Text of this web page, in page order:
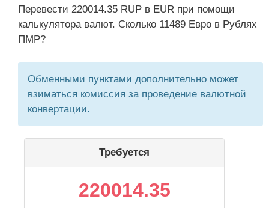
Перевести 220014.35 RUP в EUR при помощи
калькулятора валют. Сколько 11489 Евро в Рублях
ПМР?
Обменными пунктами дополнительно может
взиматься комиссия за проведение валютной
конвертации.
Требуется
220014.35